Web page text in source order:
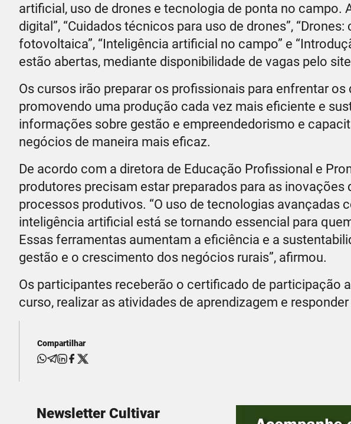
artificial, uso de drones e tecnologia de ponta no campo.
digital”, “Cuidados técnicos para uso de drones”,
fotovoltaica”, “Inteligência artificial no campo” e
estão abertas, mediante disponibilidade de vagas pelo
Os cursos irão preparar os profissionais para enfrentar
promovendo uma produção cada vez mais eficiente e
informações sobre gestão e empreendedorismo e
negócios de maneira mais eficaz.
De acordo com a diretora de Educação Profissional e
produtores precisam estar preparados para as
processos produtivos. “O uso de tecnologias avançadas
inteligência artificial está se tornando essencial para
Essas ferramentas aumentam a eficiência e a
gestão e o crescimento dos negócios rurais”, afirmou.
Os participantes receberão o certificado de participação
curso, realizar as atividades de aprendizagem e
Compartilhar
Newsletter Cultivar